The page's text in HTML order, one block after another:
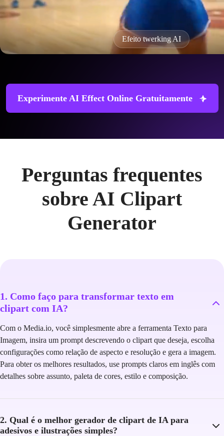
Efeito twerking AI
Experimente AI Effect Online Gratuitamente
Perguntas frequentes
sobre AI Clipart
Generator
1. Como faço para transformar texto em
clipart com IA?
Com o Media.io, você simplesmente abre a ferramenta Texto para
Imagem, insira um prompt descrevendo o clipart que deseja, escolha
configurações como relação de aspecto e resolução e gera a imagem.
Para obter os melhores resultados, use prompts claros em inglês com
detalhes sobre assunto, paleta de cores, estilo e composição.
2. Qual é o melhor gerador de clipart de IA para
adesivos e ilustrações simples?